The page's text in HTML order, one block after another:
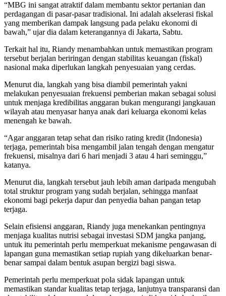
“MBG ini sangat atraktif dalam membantu sektor pertanian dan
perdagangan di pasar-pasar tradisional. Ini adalah akselerasi fiskal
yang memberikan dampak langsung pada pelaku ekonomi di
bawah,” ujar dia dalam keterangannya di Jakarta, Sabtu.
Terkait hal itu, Riandy menambahkan untuk memastikan program
tersebut berjalan beriringan dengan stabilitas keuangan (fiskal)
nasional maka diperlukan langkah penyesuaian yang cerdas.
Menurut dia, langkah yang bisa diambil pemerintah yakni
melakukan penyesuaian frekuensi pemberian makan sebagai solusi
untuk menjaga kredibilitas anggaran bukan mengurangi jangkauan
wilayah atau menyasar hanya anak dari keluarga ekonomi kelas
menengah ke bawah.
“Agar anggaran tetap sehat dan risiko rating kredit (Indonesia)
terjaga, pemerintah bisa mengambil jalan tengah dengan mengatur
frekuensi, misalnya dari 6 hari menjadi 3 atau 4 hari seminggu,”
katanya.
Menurut dia, langkah tersebut jauh lebih aman daripada mengubah
total struktur program yang sudah berjalan, sehingga manfaat
ekonomi bagi pekerja dapur dan penyedia bahan pangan tetap
terjaga.
Selain efisiensi anggaran, Riandy juga menekankan pentingnya
menjaga kualitas nutrisi sebagai investasi SDM jangka panjang,
untuk itu pemerintah perlu memperkuat mekanisme pengawasan di
lapangan guna memastikan setiap rupiah yang dikeluarkan benar-
benar sampai dalam bentuk asupan bergizi bagi siswa.
Pemerintah perlu memperkuat pola sidak lapangan untuk
memastikan standar kualitas tetap terjaga, lanjutnya transparansi dan